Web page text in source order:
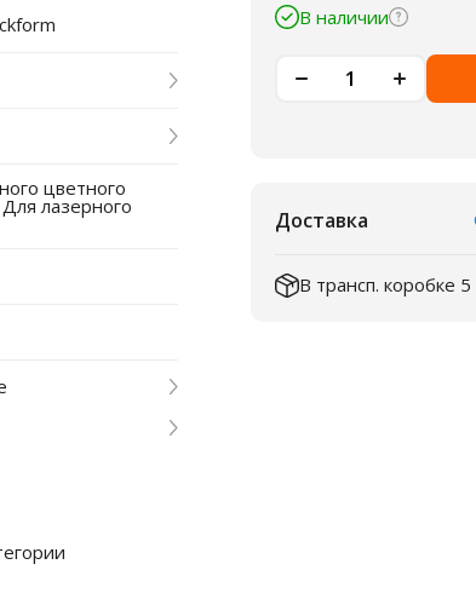
цветного
лазерного
В наличии
Доставка
В трансп. коробке 5